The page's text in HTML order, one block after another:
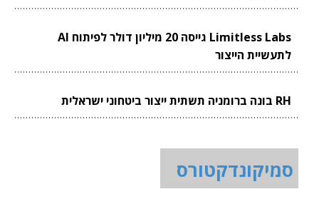
Limitless Labs גייסה 20 מיליון דולר לפיתוח AI
לתעשיית הייצור
RH בונה ברומניה תשתית ייצור ביטחוני ישראלית
סמיקונדקטורס